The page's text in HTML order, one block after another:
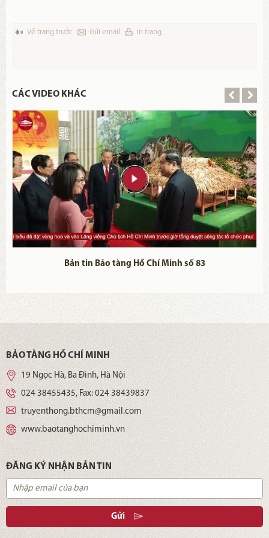
Về trang trước Gửi email in trang
CÁC VIDEO KHÁC
Bản tin Bảo tàng Hồ Chí Minh số 83
BẢO TÀNG HỒ CHÍ MINH
19 Ngọc Hà, Ba Đình, Hà Nội
024 38455435, Fax: 024 38439837
truyenthong.bthcm@gmail.com
www.baotanghochiminh.vn
ĐĂNG KÝ NHẬN BẢN TIN
Gửi